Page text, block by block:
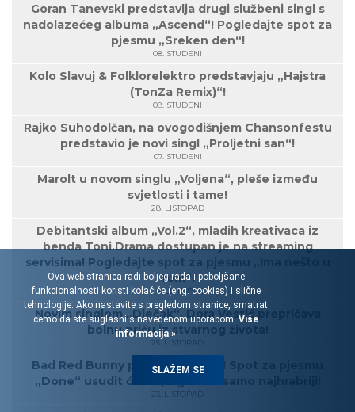
Goran Tanevski predstavlja drugi službeni singl s
nadolazećeg albuma „Ascend“! Pogledajte spot za
pjesmu „Sreken den“!
08. STUDENI
Kolo Slavuj & Folklorelektro predstavjaju „Hajstra
(TonZa Remix)“!
08. STUDENI
Rajko Suhodolčan, na ovogodišnjem Chansonfestu
predstavio je novi singl „Proljetni san“!
07. STUDENI
Marolt u novom singlu „Voljena“, pleše između
svjetlosti i tame!
28. LISTOPAD
Debitantski album „Vol.2“, mladih kreativaca iz
benda Toni.Drama dostupan je na streaming
servisima! Pogledajte spot za pjesmu „Ima nešto u
tom“!
28. LISTOPAD
Novim singlom „Dječak“, Dora Vestić prepričava
bolnu priču iz stvarnog života!
25. LISTOPAD
Bad Red Bunny ponovo šokiraju! Spot za pjesmu
„Done“ usudit će se pogledati samo najhrabriji!
23. LISTOPAD
Ova web stranica radi boljeg rada i poboljšane
funkcionalnosti koristi kolačiće (eng. cookies) i slične
tehnologije. Ako nastavite s pregledom stranice, smatrat
ćemo da ste suglasni s navedenom uporabom.Više
informacija »
SLAŽEM SE